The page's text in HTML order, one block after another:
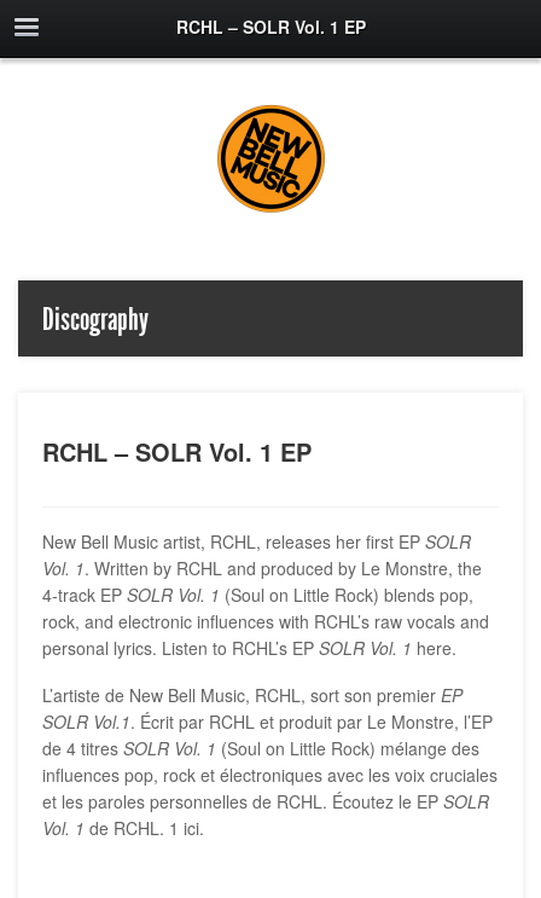
RCHL – SOLR Vol. 1 EP
Discography
RCHL – SOLR Vol. 1 EP
New Bell Music artist, RCHL, releases her first EP SOLR
Vol. 1. Written by RCHL and produced by Le Monstre, the
4-track EP SOLR Vol. 1 (Soul on Little Rock) blends pop,
rock, and electronic influences with RCHL’s raw vocals and
personal lyrics. Listen to RCHL’s EP SOLR Vol. 1 here.
L’artiste de New Bell Music, RCHL, sort son premier EP
SOLR Vol.1. Écrit par RCHL et produit par Le Monstre, l’EP
de 4 titres SOLR Vol. 1 (Soul on Little Rock) mélange des
influences pop, rock et électroniques avec les voix cruciales
et les paroles personnelles de RCHL. Écoutez le EP SOLR
Vol. 1 de RCHL. 1 ici.